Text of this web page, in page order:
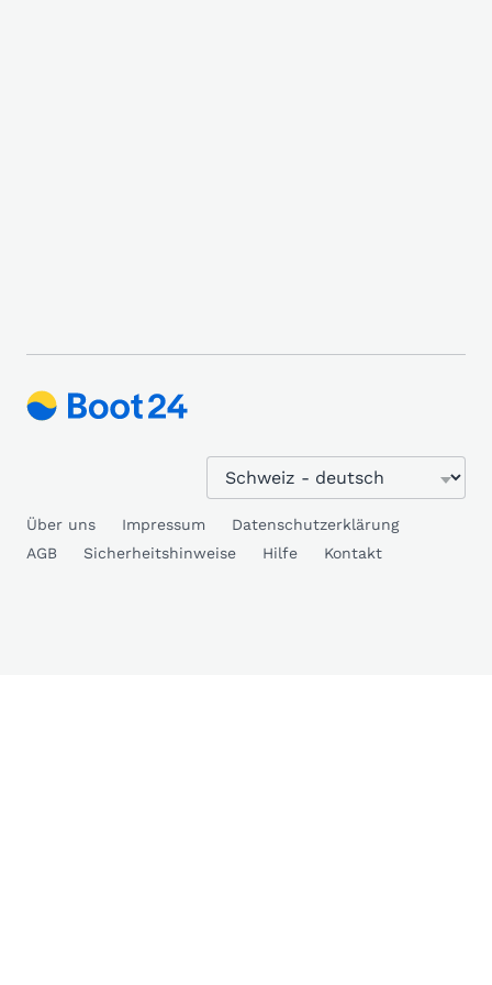
Über uns Impressum
Datenschutzerklärung
AGB
Sicherheitshinweise Hilfe Kontakt